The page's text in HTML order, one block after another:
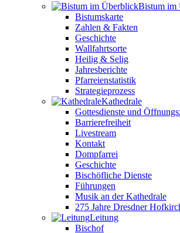
Bistum im
Bistumskarte
Zahlen & Fakten
Geschichte
Wallfahrtsorte
Heilig & Selig
Jahresberichte
Pfarreienstatistik
Strategieprozess
Kathedrale
Gottesdienste und
Barrierefreiheit
Livestream
Kontakt
Dompfarrei
Geschichte
Bischöfliche Dienste
Führungen
Musik an der Kathedrale
275 Jahre Dresdner
Leitung
Bischof